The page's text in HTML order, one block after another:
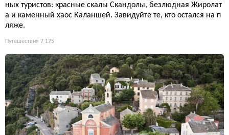
ных туристов: красные скалы Скандолы, безлюдная Жиролат
а и каменный хаос Каланшей. Завидуйте те, кто остался на п
ляже.
Путешествия 7 175